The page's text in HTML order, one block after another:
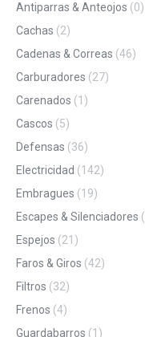
Antiparras & Anteojos (0)
Cachas (2)
Cadenas & Correas (46)
Carburadores (27)
Carenados (1)
Cascos (5)
Defensas (36)
Electricidad (142)
Embragues (19)
Escapes & Silenciadores
Espejos (21)
Faros & Giros (42)
Filtros (32)
Frenos (4)
Guardabarros (1)